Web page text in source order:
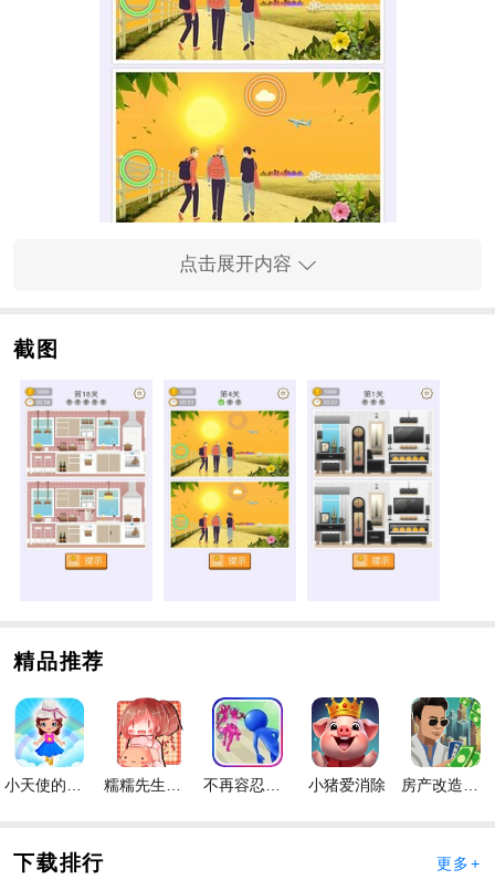
1、是时候测试你的视力和手速了，很多级别都在等着你
挑战
2、训练视力，提高注意力时间，以清新可爱的风格玩耍
3、精彩的手游画面和独特的手游乐趣创新将让您体验不
同而轻松的手游
4、独特的手游场景和无尽的关卡挑战等着你的到来，各
1、玩家可以自由挑战各种不同的手游场景图形和丰富的
2、玩家需要找到两张图片中的所有差异，才能通过关
卡、高清彩色图片并提高记忆力
3、过关有时间限制，在规定时间内找到所有线索，如果
很有趣
点击展开内容
截图
精品推荐
小天使的冒险手游 糯糯先生的面包店手游 不再容忍手游 小猪爱消除 房产改造王游戏手机版手游
下载排行 更多+